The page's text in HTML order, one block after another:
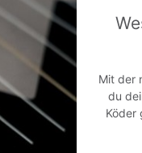
Mit der
du
Köder